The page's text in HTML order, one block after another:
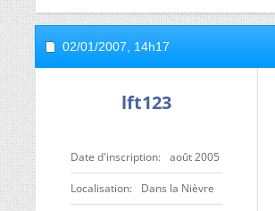
02/01/2007, 14h17
lft123
Date d'inscription août 2005
Localisation Dans la Nièvre